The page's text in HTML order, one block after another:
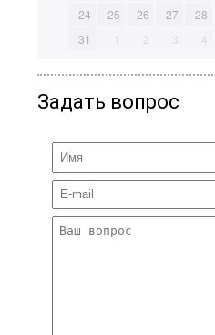
24
25 26 27 28
31
1 2 3 4
Задать вопрос